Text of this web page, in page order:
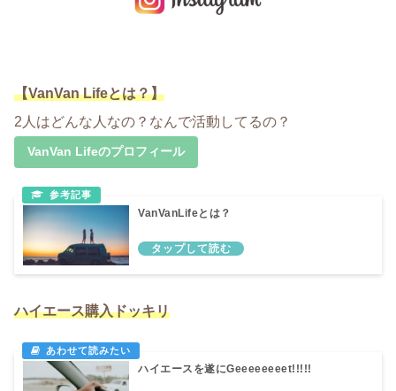
【VanVan Lifeとは？】
2人はどんな人なの？なんで活動してるの？
VanVan Lifeのプロフィール
VanVanLifeとは？
ハイエース購入ドッキリ
ハイエースを遂にGeeeeeeeet!!!!!